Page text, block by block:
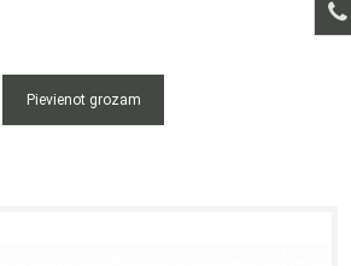
Pievienot grozam